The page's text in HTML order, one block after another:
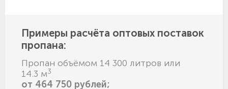
Примеры расчёта оптовых поставок
пропана:
Пропан объёмом 14 300 литров или
14.3 м3
от 464 750 рублей;